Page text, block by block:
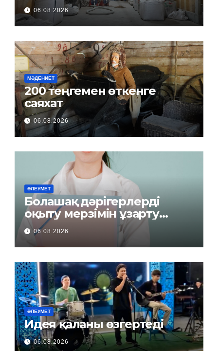
06.08.2026
МӘДЕНИЕТ
200 теңгемен өткенге
саяхат
06.08.2026
ӘЛЕУМЕТ
Болашақ дәрігерлерді
оқыту мерзімін ұзарту
керек пе?
06.08.2026
ӘЛЕУМЕТ
Идея қаланы өзгертеді
06.08.2026